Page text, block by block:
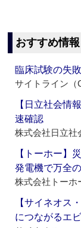
おすすめ情報
臨床試験の失
サイトライン（
【日立社会情
速確認
株式会社日立社
【トーホー】
発電機で万全
株式会社トーホ
【サイネオス
につながるエ